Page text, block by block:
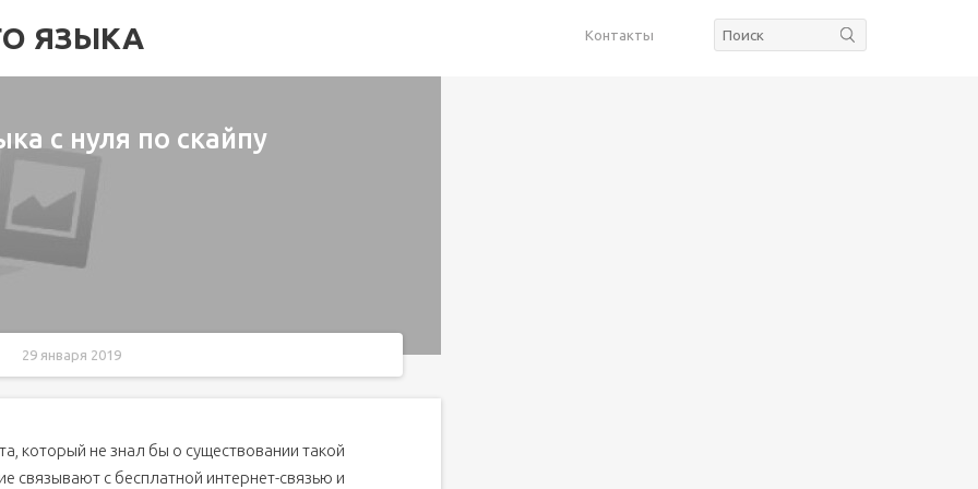
ЯЗЫКА Контакты
с нуля по скайпу
29 января 2019
который не знал бы о существовании такой
связывают с бесплатной интернет-связью и